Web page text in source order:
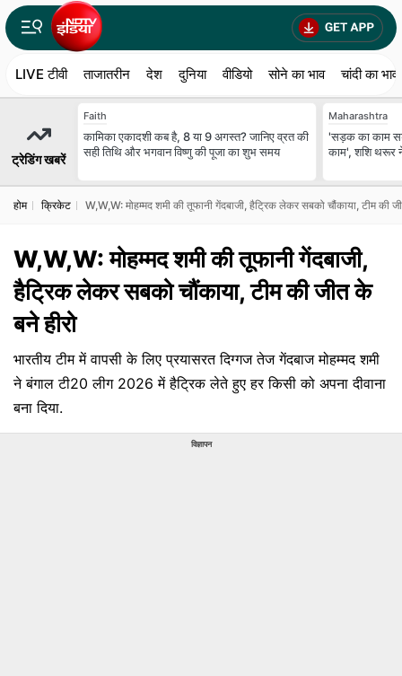
LIVE टीवी ताजातरीन देश दुनिया वीडियो सोने का भाव चांदी का भाव
ट्रेडिंग खबरें
Faith
कामिका एकादशी कब है, 8 या 9 अगस्त? जानिए व्रत की
सही तिथि और भगवान विष्णु की पूजा का शुभ समय
Maharashtra
'सड़क का काम
काम', शशि थरूर ने
होम क्रिकेट W,W,W: मोहम्मद शमी की तूफानी गेंदबाजी, हैट्रिक लेकर सबको चौंकाया, टीम की
W,W,W: मोहम्मद शमी की तूफानी गेंदबाजी,
हैट्रिक लेकर सबको चौंकाया, टीम की जीत के
बने हीरो
भारतीय टीम में वापसी के लिए प्रयासरत दिग्गज तेज गेंदबाज मोहम्मद शमी
ने बंगाल टी20 लीग 2026 में हैट्रिक लेते हुए हर किसी को अपना दीवाना
बना दिया.
विज्ञापन